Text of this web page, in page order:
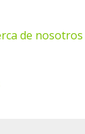
de nosotros